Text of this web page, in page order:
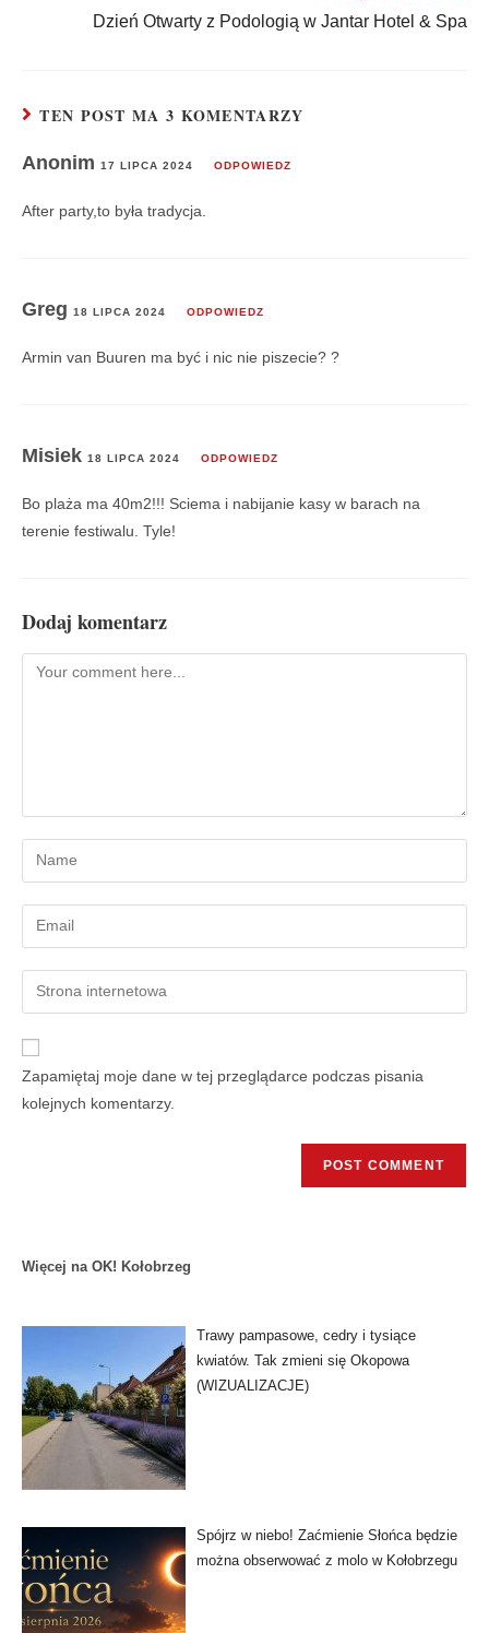
Dzień Otwarty z Podologią w Jantar Hotel & Spa
TEN POST MA 3 KOMENTARZY
Anonim 17 LIPCA 2024 ODPOWIEDZ
After party,to była tradycja.
Greg 18 LIPCA 2024 ODPOWIEDZ
Armin van Buuren ma być i nic nie piszecie? ?
Misiek 18 LIPCA 2024 ODPOWIEDZ
Bo plaża ma 40m2!!! Sciema i nabijanie kasy w barach na
terenie festiwalu. Tyle!
Dodaj komentarz
Zapamiętaj moje dane w tej przeglądarce podczas pisania
kolejnych komentarzy.
Więcej na OK! Kołobrzeg
Trawy pampasowe, cedry i tysiące
kwiatów. Tak zmieni się Okopowa
(WIZUALIZACJE)
Spójrz w niebo! Zaćmienie Słońca będzie
można obserwować z molo w Kołobrzegu